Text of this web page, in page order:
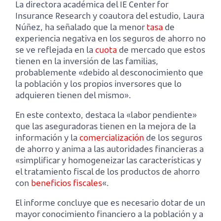
La directora académica del IE Center for
Insurance Research y coautora del estudio, Laura
Núñez, ha señalado que la menortasa de
experiencia negativa en los seguros de ahorro no
se ve reflejada en la cuota de mercado que estos
tienen en la inversión de las familias,
probablemente «debido al desconocimiento que
la población y los propios inversores que lo
adquieren tienen del mismo».
En este contexto, destaca la «labor pendiente»
que las aseguradoras tienen en la mejora de la
información y la comercialización de los seguros
de ahorro y anima a las autoridades financieras a
«simplificar y homogeneizar las características y
el tratamiento fiscal de los productos de ahorro
con beneficios fiscales«.
El informe concluye que es necesario dotar de un
mayor conocimiento financiero a la población y a